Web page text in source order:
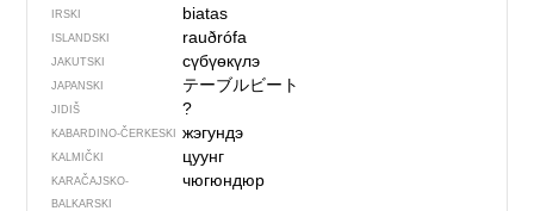
IRSKI biatas
ISLANDSKI rauðrófa
JAKUTSKI сүбүөкүлэ
JAPANSKI テーブルビート
JIDIŠ ?
KABARDINO-ČERKESKI жэгундэ
KALMIČKI цуунг
KARAČAJSKO-
BALKARSKI
чюгюндюр